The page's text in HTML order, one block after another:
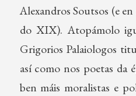
Alexandros Soutsos (e
do XIX). Atopámolo
Grigorios Palaiologos
así como nos poetas da
ben máis moralistas e